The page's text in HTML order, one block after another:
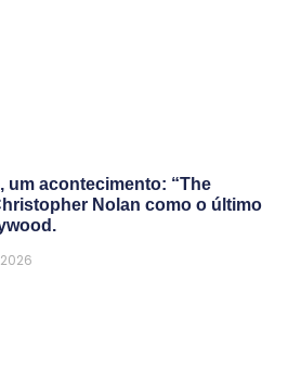
um acontecimento: “The
Nolan como o último